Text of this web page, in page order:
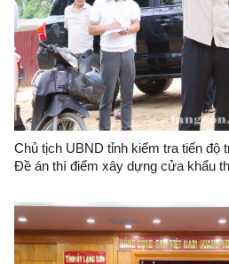
Chủ tịch UBND tỉnh kiểm tra tiến độ
Đề án thí điểm xây dựng cửa khẩu